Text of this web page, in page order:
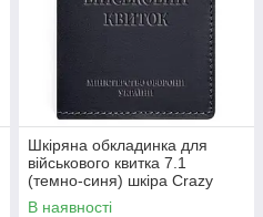
Шкіряна обкладинка для
військового квитка 7.1
(темно-синя) шкіра Crazy
Horse
В наявності